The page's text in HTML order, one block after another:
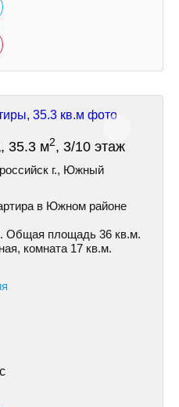
35.3 м2, 3/10 этаж
г., Южный
в Южном районе
Общая площадь 36 кв.м.
комната 17 кв.м.